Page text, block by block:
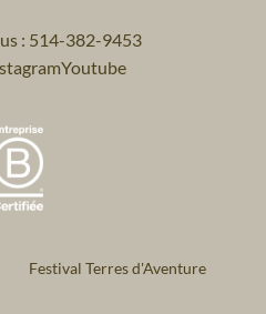
: 514-382-9453
Youtube
Festival Terres d'Aventure